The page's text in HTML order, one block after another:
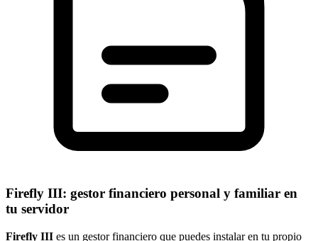
Firefly III: gestor financiero personal y familiar en
tu servidor
Firefly III es un gestor financiero que puedes instalar en tu propio